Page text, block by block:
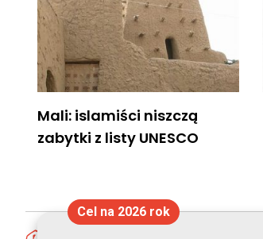
Mali: islamiści niszczą
zabytki z listy UNESCO
Cel na 2026 rok